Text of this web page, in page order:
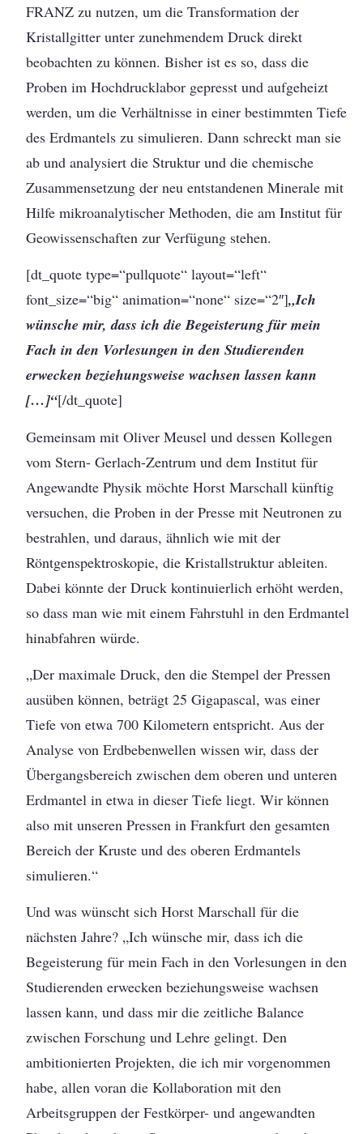
FRANZ zu nutzen, um die Transformation der
Kristallgitter unter zunehmendem Druck direkt
beobachten zu können. Bisher ist es so, dass die
Proben im Hochdrucklabor gepresst und aufgeheizt
werden, um die Verhältnisse in einer bestimmten Tiefe
des Erdmantels zu simulieren. Dann schreckt man sie
ab und analysiert die Struktur und die chemische
Zusammensetzung der neu entstandenen Minerale mit
Hilfe mikroanalytischer Methoden, die am Institut für
Geowissenschaften zur Verfügung stehen.
[dt_quote type=“pullquote“ layout=“left“
font_size=“big“ animation=“none“ size=“2″]„Ich
wünsche mir, dass ich die Begeisterung für mein
Fach in den Vorlesungen in den Studierenden
erwecken beziehungsweise wachsen lassen kann
[…]“[/dt_quote]
Gemeinsam mit Oliver Meusel und dessen Kollegen
vom Stern- Gerlach-Zentrum und dem Institut für
Angewandte Physik möchte Horst Marschall künftig
versuchen, die Proben in der Presse mit Neutronen zu
bestrahlen, und daraus, ähnlich wie mit der
Röntgenspektroskopie, die Kristallstruktur ableiten.
Dabei könnte der Druck kontinuierlich erhöht werden,
so dass man wie mit einem Fahrstuhl in den Erdmantel
hinabfahren würde.
„Der maximale Druck, den die Stempel der Pressen
ausüben können, beträgt 25 Gigapascal, was einer
Tiefe von etwa 700 Kilometern entspricht. Aus der
Analyse von Erdbebenwellen wissen wir, dass der
Übergangsbereich zwischen dem oberen und unteren
Erdmantel in etwa in dieser Tiefe liegt. Wir können
also mit unseren Pressen in Frankfurt den gesamten
Bereich der Kruste und des oberen Erdmantels
simulieren.“
Und was wünscht sich Horst Marschall für die
nächsten Jahre? „Ich wünsche mir, dass ich die
Begeisterung für mein Fach in den Vorlesungen in den
Studierenden erwecken beziehungsweise wachsen
lassen kann, und dass mir die zeitliche Balance
zwischen Forschung und Lehre gelingt. Den
ambitionierten Projekten, die ich mir vorgenommen
habe, allen voran die Kollaboration mit den
Arbeitsgruppen der Festkörper- und angewandten